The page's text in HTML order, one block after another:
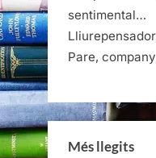
sentimental…
Pare,
Més llegits